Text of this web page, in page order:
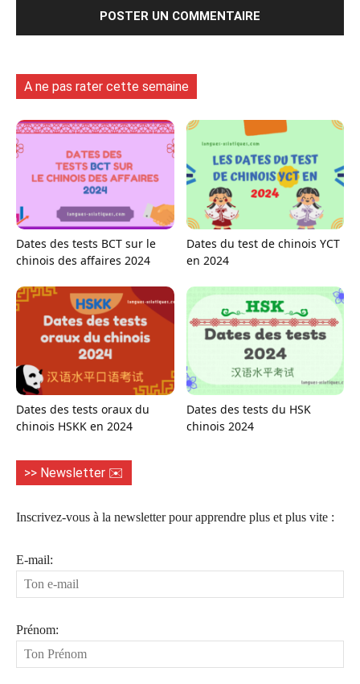
A ne pas rater cette semaine
Dates des tests BCT sur le
chinois des affaires 2024
Dates du test de chinois YCT
en 2024
Dates des tests oraux du
chinois HSKK en 2024
Dates des tests du HSK
chinois 2024
>> Newsletter ✉️
Inscrivez-vous à la newsletter pour apprendre plus et plus vite :
E-mail:
Prénom: